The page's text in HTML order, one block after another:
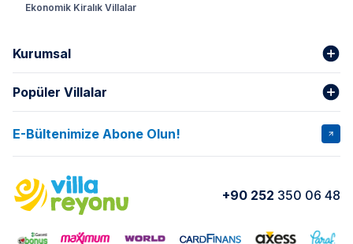
Ekonomik Kiralık Villalar
Kurumsal
Hakkımızda
İptal Şartları Banka Hesapları
Kurumsal Blog
Yorumlar Nasıl Kiralarım
Popüler Villalar
VİLLA SALKIM VİLLA SLAY 1
VİLLA OLENNA 1 VİLLA MERT
E-Bültenimize Abone Olun!
+90 252 350 06 48